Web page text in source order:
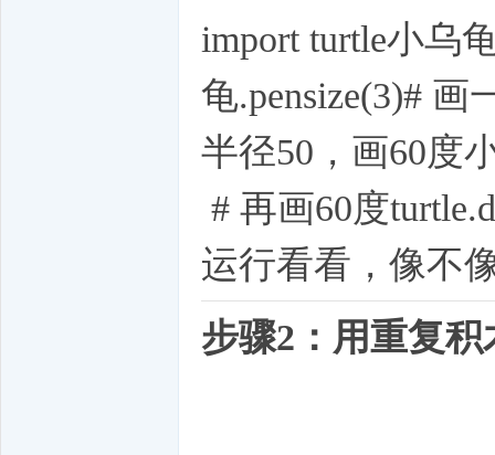
import turtle小乌
龟.pensize(3)#
半径50，画60
# 再画60度
运行看看，像不
步骤2：用重复